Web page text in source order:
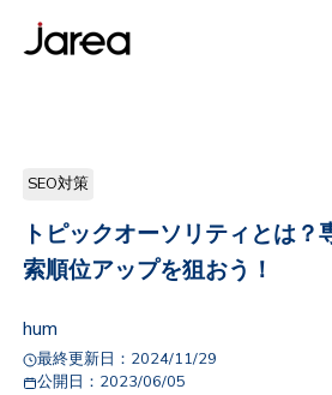
SEO対策
トピックオーソリティとは？
索順位アップを狙おう！
hum
最終更新日： 2024/11/29
公開日： 2023/06/05